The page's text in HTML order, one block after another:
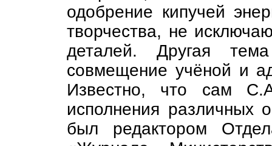
одобрение кипучей
творчества, не
деталей. Другая
совмещение учёной и
Известно, что сам
исполнения различных
был редактором